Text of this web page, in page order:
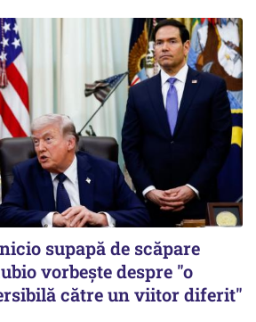
supapă de scăpare
vorbește despre "o
către un viitor diferit"